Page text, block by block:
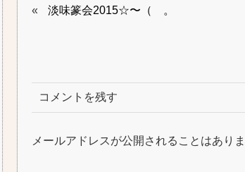
«
淡味篆会2015☆〜（ゝ。
コメントを残す
メールアドレスが公開されることはありま